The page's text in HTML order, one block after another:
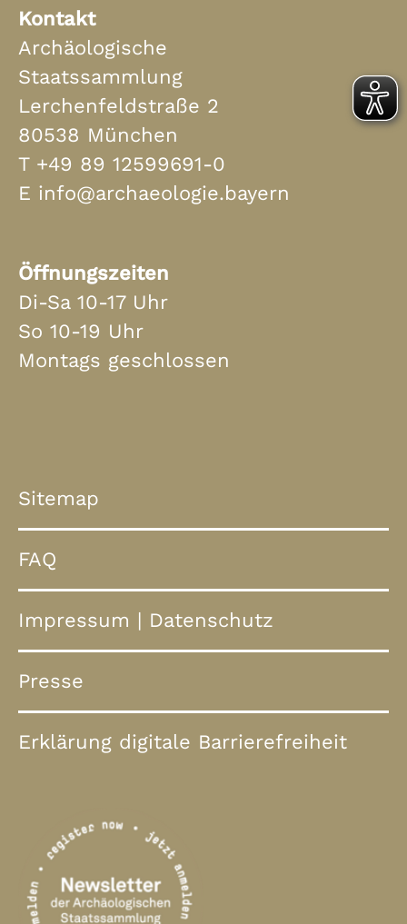
Kontakt
Archäologische
Staatssammlung
Lerchenfeldstraße 2
80538 München
T +49 89 12599691-0
E info@archaeologie.bayern
Öffnungszeiten
Di-Sa 10-17 Uhr
So 10-19 Uhr
Montags geschlossen
Sitemap
FAQ
Impressum | Datenschutz
Presse
Erklärung digitale Barrierefreiheit